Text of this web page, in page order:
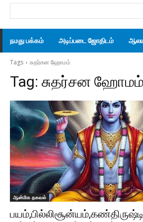
நமது பக்கம் அடிப்படை ஜோதிடம்
Tags சுதர்சன ஹோமம்
Tag: சுதர்சன ஹோமம்
ஆன்மிக தகவல்